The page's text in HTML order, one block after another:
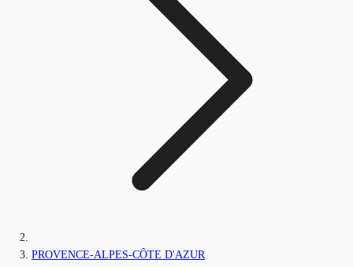
PROVENCE-ALPES-CÔTE D'AZUR